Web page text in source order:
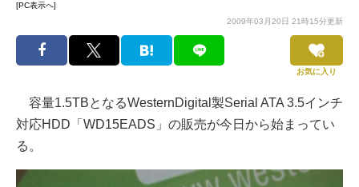
[PC表示へ]
2009年03月20日 21時15分更新
お気に入り
容量1.5TBとなるWesternDigital製Serial ATA 3.5インチ
対応HDD「WD15EADS」の販売が今日から始まってい
る。